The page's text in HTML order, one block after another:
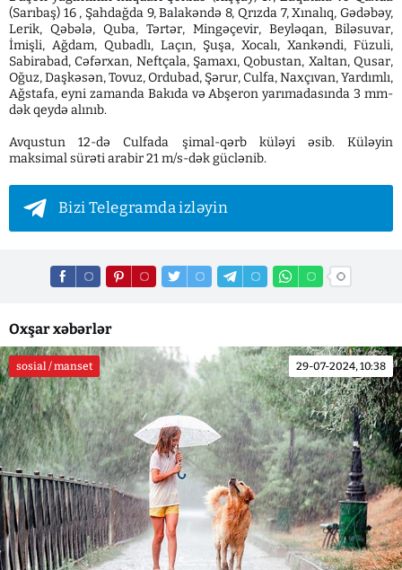
(Sarıbaş) 16 , Şahdağda 9, Balakəndə 8, Qrızda 7, Xınalıq, Gədəbəy,
Lerik, Qəbələ, Quba, Tərtər, Mingəçevir, Beyləqan, Biləsuvar,
İmişli, Ağdam, Qubadlı, Laçın, Şuşa, Xocalı, Xankəndi, Füzuli,
Sabirabad, Cəfərxan, Neftçala, Şamaxı, Qobustan, Xaltan, Qusar,
Oğuz, Daşkəsən, Tovuz, Ordubad, Şərur, Culfa, Naxçıvan, Yardımlı,
Ağstafa, eyni zamanda Bakıda və Abşeron yarımadasında 3 mm-
dək qeydə alınıb.
Avqustun 12-də Culfada şimal-qərb küləyi əsib. Küləyin
maksimal sürəti arabir 21 m/s-dək güclənib.
Bizi Telegramda izləyin
Oxşar xəbərlər
sosial / manset 29-07-2024, 10:38